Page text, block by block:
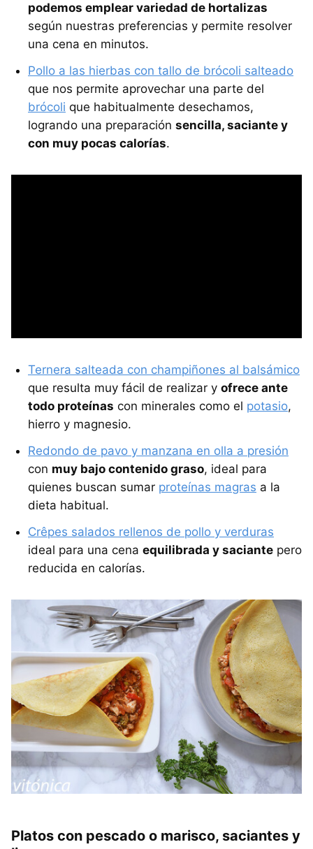
podemos emplear variedad de hortalizas
según nuestras preferencias y permite resolver
una cena en minutos.
Pollo a las hierbas con tallo de brócoli salteado
que nos permite aprovechar una parte del
brócoli que habitualmente desechamos,
logrando una preparación sencilla, saciante y
con muy pocas calorías.
Ternera salteada con champiñones al balsámico
que resulta muy fácil de realizar y ofrece ante
todo proteínas con minerales como el potasio,
hierro y magnesio.
Redondo de pavo y manzana en olla a presión
con muy bajo contenido graso, ideal para
quienes buscan sumar proteínas magras a la
dieta habitual.
Crêpes salados rellenos de pollo y verduras
ideal para una cena equilibrada y saciante pero
reducida en calorías.
Platos con pescado o marisco, saciantes y